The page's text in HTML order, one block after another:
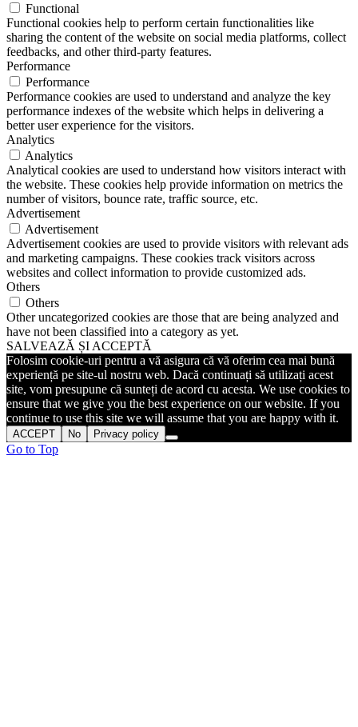
Functional
Functional cookies help to perform certain functionalities like
sharing the content of the website on social media platforms, collect
feedbacks, and other third-party features.
Performance
Performance
Performance cookies are used to understand and analyze the key
performance indexes of the website which helps in delivering a
better user experience for the visitors.
Analytics
Analytics
Analytical cookies are used to understand how visitors interact with
the website. These cookies help provide information on metrics the
number of visitors, bounce rate, traffic source, etc.
Advertisement
Advertisement
Advertisement cookies are used to provide visitors with relevant ads
and marketing campaigns. These cookies track visitors across
websites and collect information to provide customized ads.
Others
Others
Other uncategorized cookies are those that are being analyzed and
have not been classified into a category as yet.
SALVEAZĂ ȘI ACCEPTĂ
Folosim cookie-uri pentru a vă asigura că vă oferim cea mai bună
experiență pe site-ul nostru web. Dacă continuați să utilizați acest
site, vom presupune că sunteți de acord cu acesta. We use cookies to
ensure that we give you the best experience on our website. If you
continue to use this site we will assume that you are happy with it.
ACCEPT No Privacy policy
Go to Top